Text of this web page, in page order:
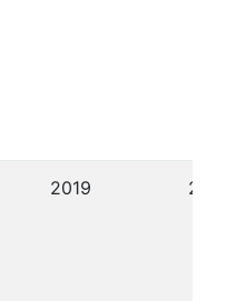
2019 21/